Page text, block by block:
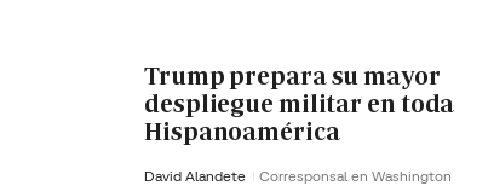
Trump prepara su mayor
despliegue militar en toda
Hispanoamérica
David Alandete Corresponsal en Washington